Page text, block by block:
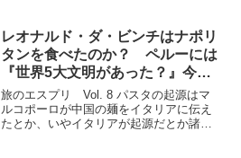
レオナルド・ダ・ビンチはナポリ
タンを食べたのか？ ペルーには
『世界5大文明があった？』今ペ
ルーで最も注目されている古代都
市。
旅のエスプリ Vol. 8 パスタの起源はマ
ルコポーロが中国の麺をイタリアに伝え
たとか、いやイタリアが起源だとか諸説